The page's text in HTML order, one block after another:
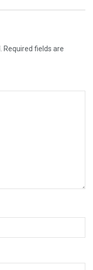
Required fields are